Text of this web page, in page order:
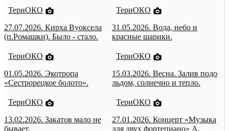
ТериОКО
27.07.2026. Кирха Вуоксела
(п.Ромашки). Было - стало.
ТериОКО
31.05.2026. Вода, небо и
красные шарики.
ТериОКО
01.05.2026. Экотропа
«Сестрорецкое болото».
ТериОКО
15.03.2026. Весна. Залив подо
льдом, солнечно и тепло.
ТериОКО
13.02.2026. Закатов мало не
бывает.
ТериОКО
27.01.2026. Концерт «Музыка
для двух фортепиано» А.